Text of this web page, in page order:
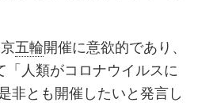
五輪開催に意欲的であり、
「人類がコロナウイルスに
非とも開催したいと発言し